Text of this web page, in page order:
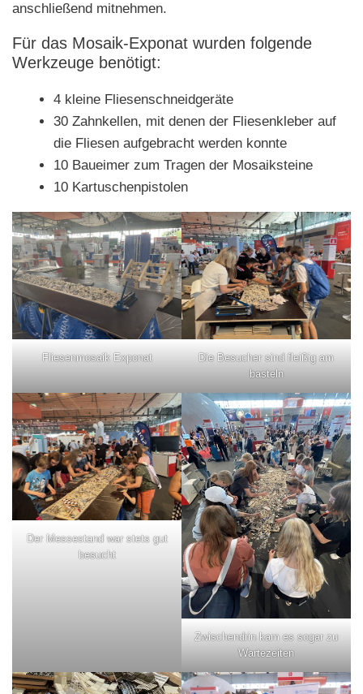
anschließend mitnehmen.
Für das Mosaik-Exponat wurden folgende
Werkzeuge benötigt:
4 kleine Fliesenschneidgeräte
30 Zahnkellen, mit denen der Fliesenkleber auf
die Fliesen aufgebracht werden konnte
10 Baueimer zum Tragen der Mosaiksteine
10 Kartuschenpistolen
Fliesenmosaik Exponat
Die Besucher sind fleißig am
basteln
Der Messestand war stets gut
besucht
Zwischendrin kam es sogar zu
Wartezeiten